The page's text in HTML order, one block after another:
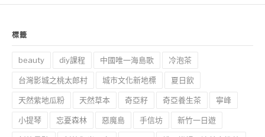
標籤
beauty diy課程 中國唯一海島歌 冷泡茶
台灣影城之桃太郎村 城市文化新地標 夏日飲
天然紫地瓜粉 天然草本 奇亞籽 奇亞養生茶 寧峰
小提琴 忘憂森林 惡魔島 手信坊 新竹一日遊